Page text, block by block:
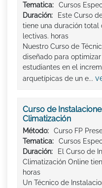
Tematica:
Cursos
Duración:
Este Curso
tiene una duración total
lectivas. horas
Nuestro Curso de
diseñado para
estudiantes en el
arquetípicas de un e...
Curso de
Climatización
Método:
Curso FP
Tematica:
Cursos
Duración:
El Curso de
Climatización Online
horas
Un Técnico de